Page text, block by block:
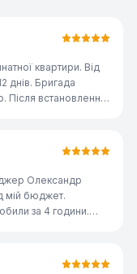
квартири. Від
днів. Бригада
Після встановлення
Олександр
мій бюджет.
за 4 години.